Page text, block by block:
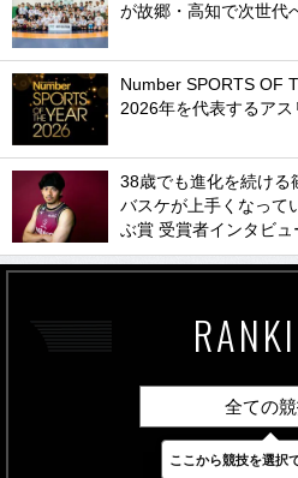
が故郷・高知で次世代
Number SPORTS OF
2026年を代表するア
38歳でも進化を続ける
バスケが上手くなって
ぶ賞 受賞者インタビュ
全ての
最新 24時間
ここから競技を選択